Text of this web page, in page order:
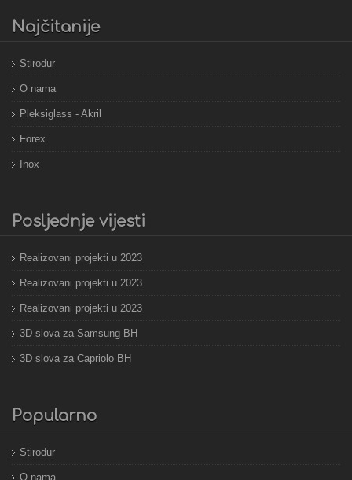
Najčitanije
Stirodur
O nama
Pleksiglass - Akril
Forex
Inox
Posljednje vijesti
Realizovani projekti u 2023
Realizovani projekti u 2023
Realizovani projekti u 2023
3D slova za Samsung BH
3D slova za Capriolo BH
Popularno
Stirodur
O nama